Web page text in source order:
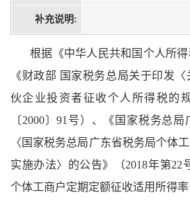
补充说明:
根据《中华人民共和国个人所得
《财政部 国家税务总局关于印发
伙企业投资者征收个人所得税的
〔2000〕91号）、《国家税务总
〈国家税务总局广东省税务局个体
实施办法〉的公告》（2018年第22
个体工商户定期定额征收适用所得率